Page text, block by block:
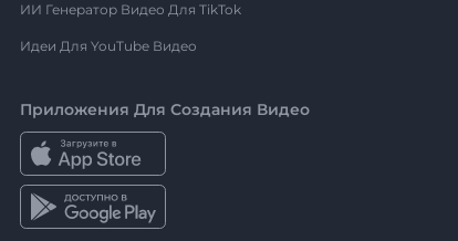
ИИ Генератор Видео Для TikTok
Идеи Для YouTube Видео
Приложения Для Создания Видео